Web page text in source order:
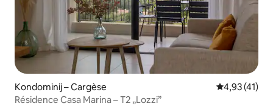
Kondominij – Cargèse Prosječna
4,93 (41)
Résidence Casa Marina – T2 „Lozzi”